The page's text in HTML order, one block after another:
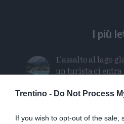
Trentino - Do Not Process
If you wish to opt-out of the sale,
I più
L'assalto al lago
un turista ci entra
Calceranica,